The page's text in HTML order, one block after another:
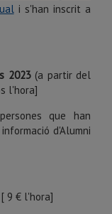
i s'han inscrit a
2023 (a partir del
l'hora]
que han
d'Alumni
[ 9 € l'hora]